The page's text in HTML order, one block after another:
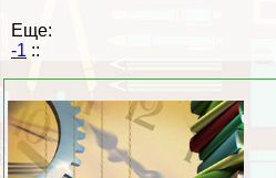
Еще:
-1 ::